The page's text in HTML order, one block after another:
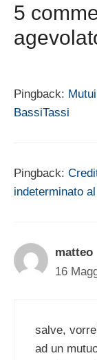
5
Pingback:
BassiTassi
Pingback:
indeterminato
matteo
16
salve,
ad un